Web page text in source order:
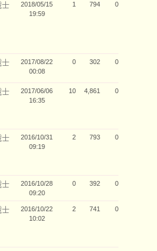
士
2018/05/15
19:59
1 794 0
士
2017/08/22
00:08
0 302 0
士
2017/06/06
16:35
10 4,861 0
士
2016/10/31
09:19
2 793 0
士
2016/10/28
09:20
0 392 0
士
2016/10/22
10:02
2 741 0